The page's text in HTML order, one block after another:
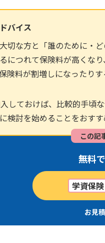
バイス
切な方と「誰のために・
につれて保険料が高くな
険料が割増しになったりす
しておけば、比較的手頃
検討を始めることをおすす
この記
無料
学資保険
お見